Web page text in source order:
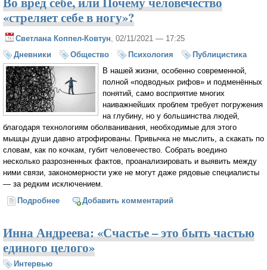
«стреляет себе в ногу»?
Светлана Коппел-Ковтун, 02/11/2021 — 17:25
Дневники
Общество Психология
Публицистика
В нашей жизни, особенно современной,
полной «подводных рифов» и подменённых
понятий, само восприятие многих
наиважнейших проблем требует погружения
на глубину, но у большинства людей,
благодаря технологиям оболванивания, необходимые для этого
мышцы души давно атрофированы. Привычка не мыслить, а скакать по
словам, как по кочкам, губит человечество. Собрать воедино
несколько разрозненных фактов, проанализировать и выявить между
ними связи, закономерности уже не могут даже рядовые специалисты
— за редким исключением.
Подробнее о Во вред себе, или Почему человечество «стреляет
Добавить комментарий
Инна Андреева: «Счастье – это быть частью
единого целого»
Интервью